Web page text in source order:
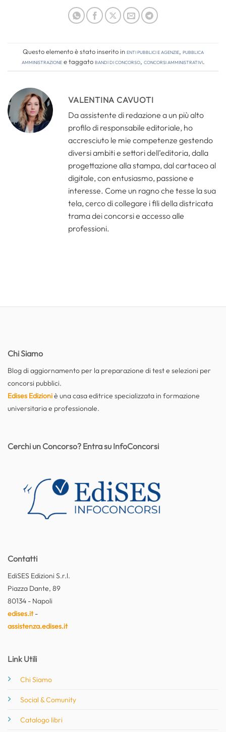
Questo elemento è stato inserito inEnti pubblici e agenzie, Pubblica
amministrazionee taggatobandi di concorso, concorsi amministrativi.
VALENTINA CAVUOTI
Da assistente di redazione a un più alto
profilo di responsabile editoriale, ho
accresciuto le mie competenze gestendo
diversi ambiti e settori dell’editoria, dalla
progettazione alla stampa, dal cartaceo al
digitale, con entusiasmo, passione e
interesse. Come un ragno che tesse la sua
tela, cerco di collegare i fili della districata
trama dei concorsi e accesso alle
professioni.
Chi Siamo
Blog di aggiornamento per la preparazione di test e selezioni per
concorsi pubblici.
Edises Edizioniè una casa editrice specializzata in formazione
universitaria e professionale.
Contatti
EdiSES Edizioni S.r.l.
Piazza Dante, 89
80134 - Napoli
edises.it-
assistenza.edises.it
Link Utili
Chi Siamo
Social & Comunity
Catalogo libri
Cerchi un Concorso? Entra su InfoConcorsi